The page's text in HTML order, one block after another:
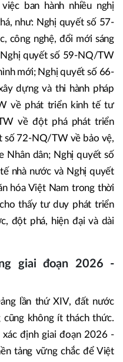
ban hành nhiều nghị
như: Nghị quyết số 57-
công nghệ, đổi mới sáng
quyết số 59-NQ/TW
mới; Nghị quyết số 66-
dựng và thi hành pháp
về phát triển kinh tế tư
về đột phá phát triển
số 72-NQ/TW về bảo vệ,
Nhân dân; Nghị quyết số
nhà nước và Nghị quyết
hóa Việt Nam trong thời
thấy tư duy phát triển
đột phá, hiện đại và dài
giai đoạn 2026 -
lần thứ XIV, đất nước
không ít thách thức.
định giai đoạn 2026 -
tảng vững chắc để Việt